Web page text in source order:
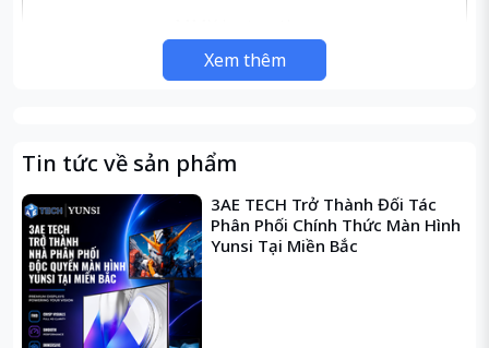
SSE / Streaming SIMD Extensions
SSE2 / Streaming SIMD Extensions
3
SSSE3 / Supplemental Streaming
SIMD Extensions 3
SSE4 / SSE4.1 + SSE4.2 / Streaming
SIMD Extensions 4
AES / Advanced Encryption
Standard instructions
AVX / Advanced Vector Extensions
Xem thêm
Tin tức về sản phẩm
3AE TECH Trở Thành Đối Tác
Phân Phối Chính Thức Màn Hình
Yunsi Tại Miền Bắc